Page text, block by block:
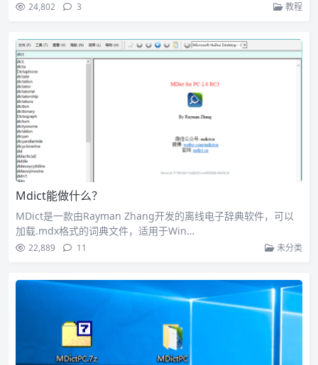
24,802 3 教程
Mdict能做什么？
MDict是一款由Rayman Zhang开发的离线电子辞典软件，可以
加载.mdx格式的词典文件，适用于Win…
22,889 11 未分类